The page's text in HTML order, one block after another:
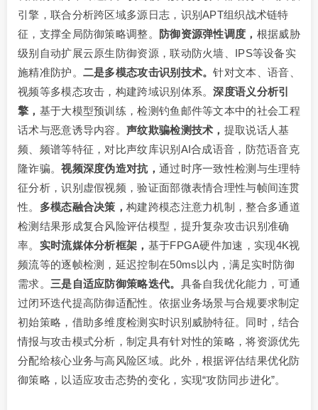
引擎，联合分析跨区域多源日志，识别APT组织战术链特
征，支撑全局防御策略调整。
防御资源弹性调度， 根据威胁
级别自动扩展云原生防御资源，联动防火墙、IPS等设备实
施精准防护。 二是多模态攻击识别技术。针对文本、语音、
视频等多模态攻击，构建跨域识别体系。深度语义分析引
擎， 基于大模型预训练，检测钓鱼邮件等文本中的社会工程
话术与恶意诱导内容。声纹欺骗检测技术， 提取说话人基
频、频谱等特征，对比声纹库识别AI合成语音，防范语音克
隆诈骗。视频深度伪造对抗， 通过时序一致性检测与生理特
征分析，识别虚假视频，验证面部微表情合理性与帧间连贯
性。 多模态融合决策，构建跨模态注意力机制，整合多通道
检测结果形成复合风险评估模型，提升复杂攻击识别准确
率。 实时流媒体分析框架， 基于FPGA硬件加速，实现4K视
频流等的逐帧检测，延迟控制在50ms以内，满足实时防御
需求。 三是自适应防御策略迭代。 具备自我优化能力，可通
过闭环迭代提高防御适配性。依据业务场景与合规要求制定
初始策略，借助多维度检测实时识别威胁特征。同时，结合
情报与攻击模式分析，制定具有针对性的策略，将资源优先
分配给核心业务与高风险区域。此外，根据评估结果优化防
御策略，以适应攻击态势的变化，实现“攻防同步进化”。